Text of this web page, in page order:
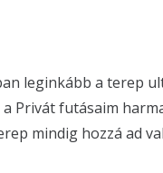
leginkább a terep
Privát futásaim
mindig hozzá ad